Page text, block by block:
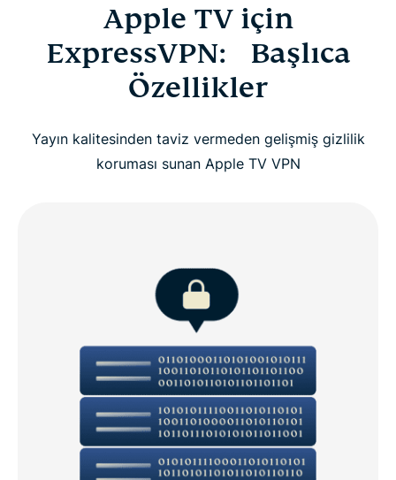
Apple TV için
ExpressVPN: Başlıca
Özellikler
Yayın kalitesinden taviz vermeden gelişmiş gizlilik
koruması sunan Apple TV VPN